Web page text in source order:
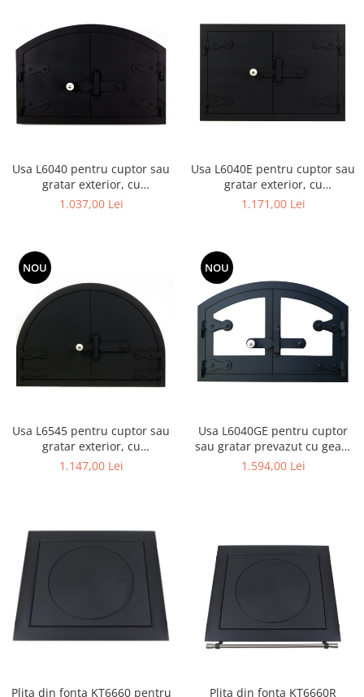
Usa L6040 pentru cuptor sau
gratar exterior, cu
dimensiunile 60 x 40 cm
1.037,00 Lei
Usa L6040E pentru cuptor sau
gratar exterior, cu
dimensiunile 60 x 40 cm,
1.171,00 Lei
NOU
Usa L6545 pentru cuptor sau
gratar exterior, cu
dimensiunile 65 x 45 cm
1.147,00 Lei
NOU
Usa L6040GE pentru cuptor
sau gratar prevazut cu geam
termorezistent, cu
1.594,00 Lei
Plita din fonta KT6660 pentru
Plita din fonta KT6660R